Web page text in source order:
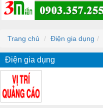
Trang chủ Điện gia dụng
Điện gia dụng